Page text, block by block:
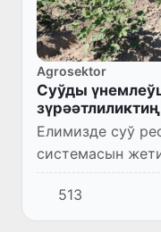
Agrosektor
Суўды
Елимизде суў
системасын
хожалығында
қысқартыў ҳәм
513